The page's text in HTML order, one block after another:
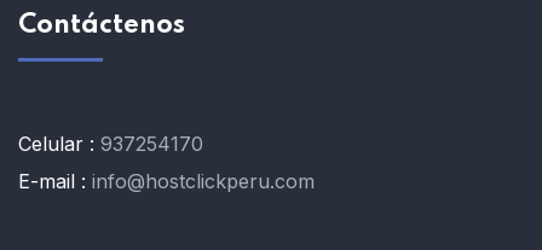
Contáctenos
Celular : 937254170
E-mail : info@hostclickperu.com